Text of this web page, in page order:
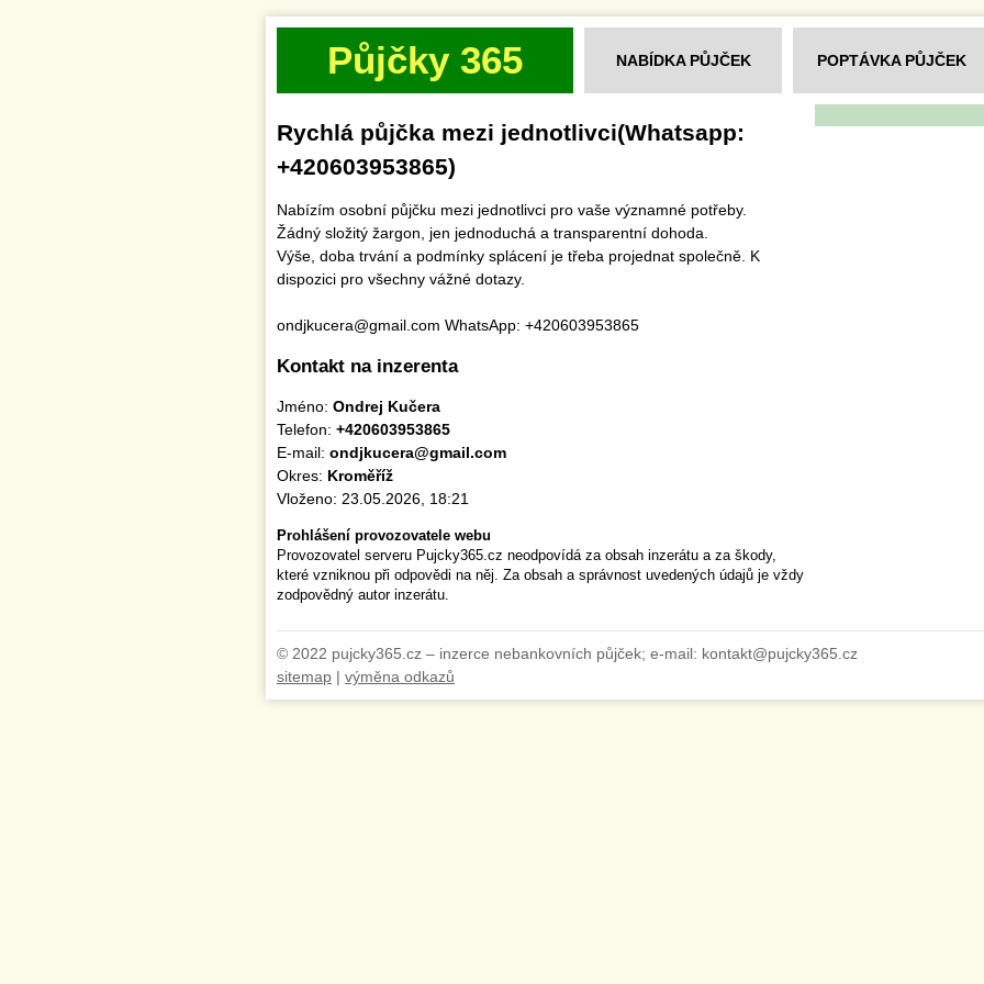
Půjčky 365 NABÍDKA PŮJČEK POPTÁVKA PŮJČEK
Rychlá půjčka mezi jednotlivci(Whatsapp:
+420603953865)
Nabízím osobní půjčku mezi jednotlivci pro vaše významné potřeby.
Žádný složitý žargon, jen jednoduchá a transparentní dohoda.
Výše, doba trvání a podmínky splácení je třeba projednat společně. K
dispozici pro všechny vážné dotazy.
ondjkucera@gmail.com WhatsApp: +420603953865
Kontakt na inzerenta
Jméno: Ondrej Kučera
Telefon: +420603953865
E-mail: ondjkucera@gmail.com
Okres: Kroměříž
Vloženo: 23.05.2026, 18:21
Prohlášení provozovatele webu
Provozovatel serveru Pujcky365.cz neodpovídá za obsah inzerátu a za škody,
které vzniknou při odpovědi na něj. Za obsah a správnost uvedených údajů je vždy
zodpovědný autor inzerátu.
© 2022 pujcky365.cz – inzerce nebankovních půjček; e-mail: kontakt@pujcky365.cz
sitemap | výměna odkazů